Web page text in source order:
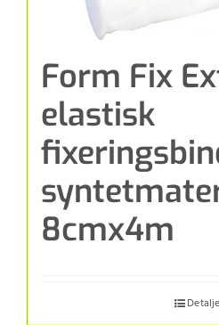
Form Fix
elastisk
8cmx4m